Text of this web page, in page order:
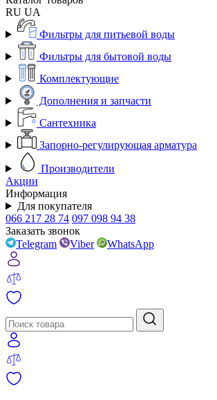
RU UA
Фильтры для питьевой воды
Фильтры для бытовой воды
Комплектующие
Дополнения и запчасти
Сантехника
Запорно-регулирующая арматура
Производители
Акции
Информация
Для покупателя
066 217 28 74 097 098 94 38
Заказать звонок
Telegram
Viber WhatsApp